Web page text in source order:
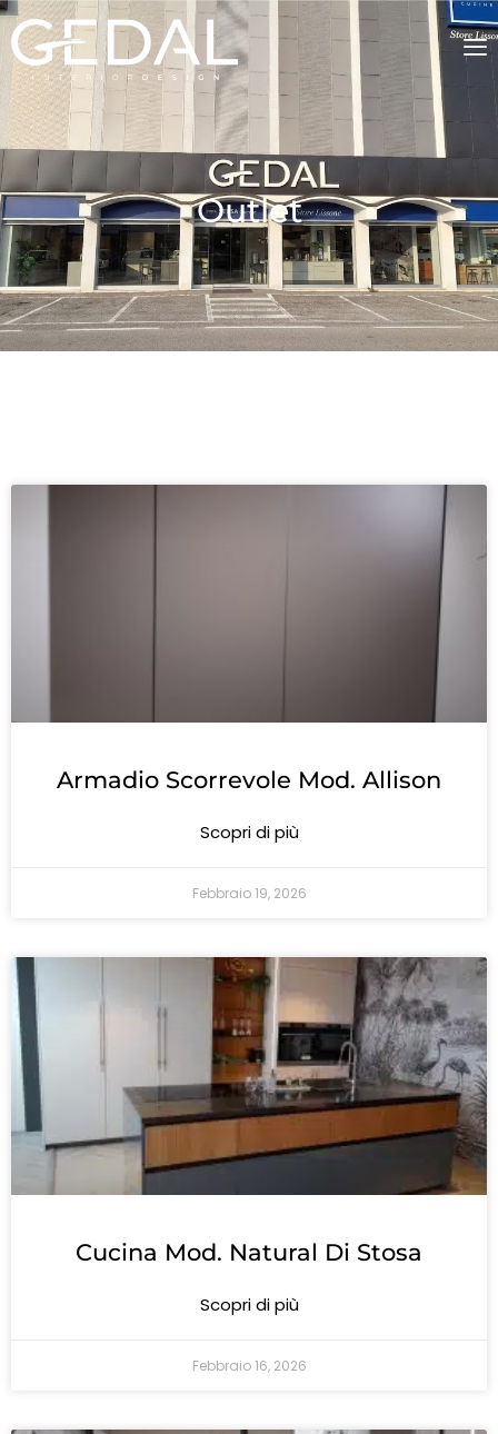
Outlet
Armadio Scorrevole Mod. Allison
Scopri di più
Febbraio 19, 2026
Cucina Mod. Natural Di Stosa
Scopri di più
Febbraio 16, 2026